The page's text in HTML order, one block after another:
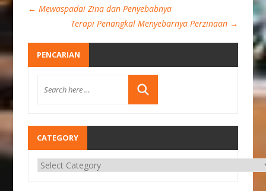
← Mewaspadai Zina dan Penyebabnya
Terapi Penangkal Menyebarnya Perzinaan →
PENCARIAN
CATEGORY